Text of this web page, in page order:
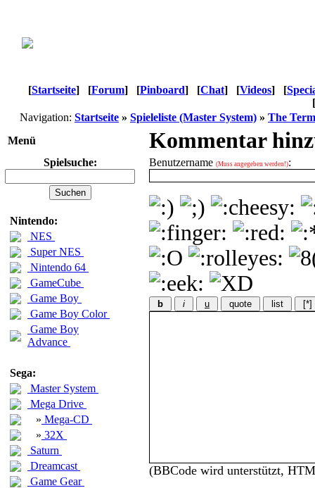
[Startseite] [Forum] [Pinboard] [Chat] [Videos] [
[
Navigation: Startseite » Spieleliste (Master System) » The
Menü
Kommentar
Spielsuche:
Nintendo:
NES
Super NES
Nintendo 64
GameCube
Game Boy
Game Boy Color
Game Boy
Advance
Sega:
Master System
Mega Drive
» Mega-CD
» 32X
Saturn
Dreamcast
Game Gear
Benutzername (Muss angegeben werden!):
b i u quote list [*]
(BBCode wird unterstützt,